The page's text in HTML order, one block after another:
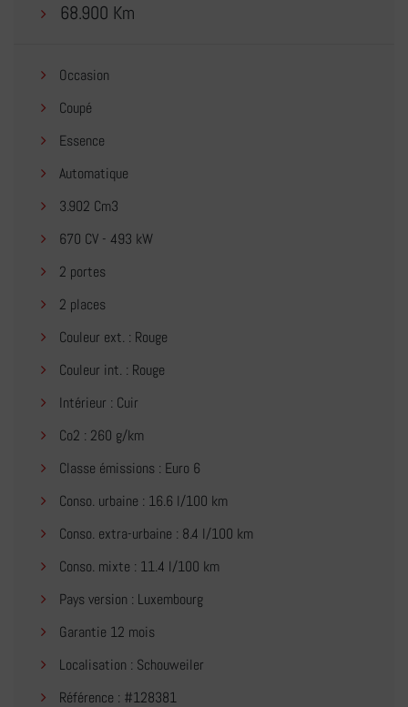
68.900 Km
Occasion
Coupé
Essence
Automatique
3.902 Cm3
670 CV - 493 kW
2 portes
2 places
Couleur ext. : Rouge
Couleur int. : Rouge
Intérieur : Cuir
Co2 : 260 g/km
Classe émissions : Euro 6
Conso. urbaine : 16.6 l/100 km
Conso. extra-urbaine : 8.4 l/100 km
Conso. mixte : 11.4 l/100 km
Pays version : Luxembourg
Garantie 12 mois
Localisation : Schouweiler
Référence : #128381